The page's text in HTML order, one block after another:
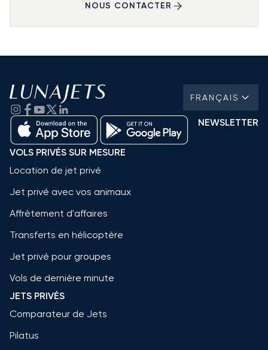
NOUS CONTACTER
FRANÇAIS
NEWSLETTER
VOLS PRIVÉS SUR MESURE
Location de jet privé
Jet privé avec vos animaux
Affrètement d'affaires
Transferts en hélicoptère
Jet privé pour groupes
Vols de dernière minute
JETS PRIVÉS
Comparateur de Jets
Pilatus